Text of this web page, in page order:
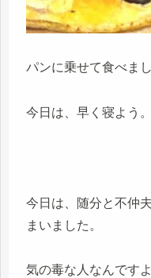
パンに乗せて食べまし
今日は、早く寝よう。
今日は、随分と不仲
まいました。
気の毒な人なんです